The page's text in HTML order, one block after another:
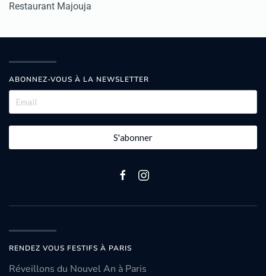
Restaurant Majouja
ABONNEZ-VOUS À LA NEWSLETTER
S'abonner
RENDEZ VOUS FESTIFS À PARIS
Réveillons du Nouvel An à Paris